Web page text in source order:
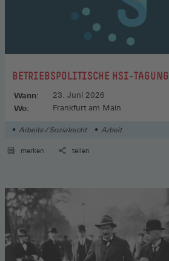
:BETRIEBSPOLITISCHE HSI-
Wann: 23. Juni 2026
Wo: Frankfurt am Main
Arbeits-/ Sozialrecht Arbeit
merken teilen